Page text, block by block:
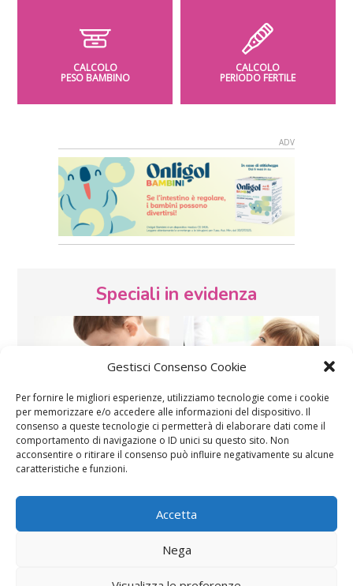
Gestisci Consenso Cookie
Per fornire le migliori esperienze, utilizziamo tecnologie come i cookie
per memorizzare e/o accedere alle informazioni del dispositivo. Il
consenso a queste tecnologie ci permetterà di elaborare dati come il
comportamento di navigazione o ID unici su questo sito. Non
acconsentire o ritirare il consenso può influire negativamente su alcune
caratteristiche e funzioni.
Accetta
Nega
CALCOLO
PESO BAMBINO
CALCOLO
PERIODO FERTILE
Speciali in evidenza
Vaccini SOS Pediatra